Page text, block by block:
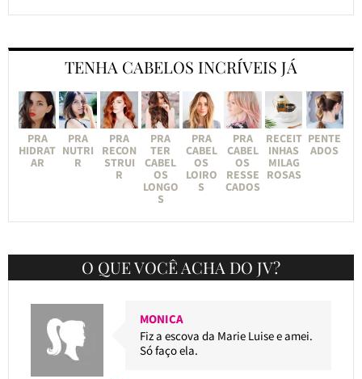
TENHA CABELOS INCRÍVEIS JÁ
PRA
HIDRAT
AR
PRA
NUTRI
R
PRA
RECON
STRUI
R
PRA
TER
CABEL
OS
LONGO
S
PRA
CABEL
OS
LOIRO
S
PRA
CABEL
OS
RESSE
CADOS
RECEIT
INHAS
MILAG
ROSAS
PENTE
ADOS
O QUE VOCÊ ACHA DO JV?
MONICA
Fiz a escova da Marie Luise e amei.
Só faço ela.